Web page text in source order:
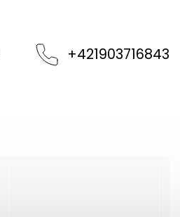
+421903716843